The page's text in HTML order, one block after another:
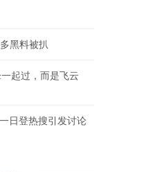
黑料被扒
起过，而是飞云
日登热搜引发讨论